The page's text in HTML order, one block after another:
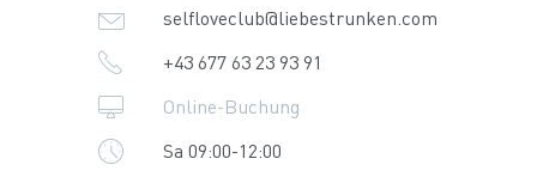
selfloveclub@liebestrunken.com
+43 677 63 23 93 91
Online-Buchung
Sa 09:00-12:00